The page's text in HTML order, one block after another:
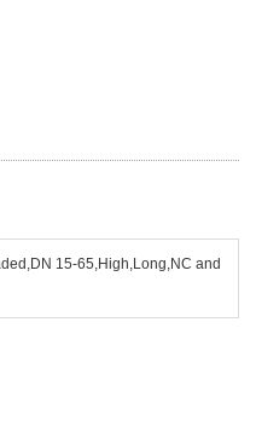
15-65,High,Long,NC and